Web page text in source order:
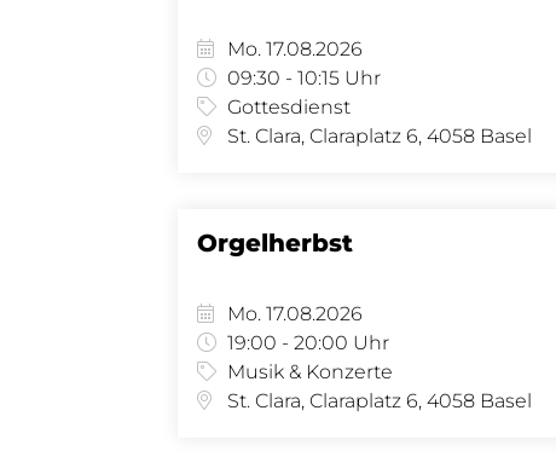
Mo. 17.08.2026
09:30 - 10:15 Uhr
Gottesdienst
St. Clara, Claraplatz 6, 4058 Basel
Orgelherbst
Mo. 17.08.2026
19:00 - 20:00 Uhr
Musik & Konzerte
St. Clara, Claraplatz 6, 4058 Basel